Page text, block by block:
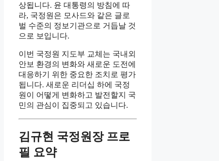
상됩니다. 윤 대통령의 방침에 따
라, 국정원은 모사드와 같은 글로
벌 수준의 정보기관으로 거듭날 것
으로 보입니다.
이번 국정원 지도부 교체는 국내외
안보 환경의 변화와 새로운 도전에
대응하기 위한 중요한 조치로 평가
됩니다. 새로운 리더십 하에 국정
원이 어떻게 변화하고 발전할지 국
민의 관심이 집중되고 있습니다.
김규현 국정원장 프로
필 요약